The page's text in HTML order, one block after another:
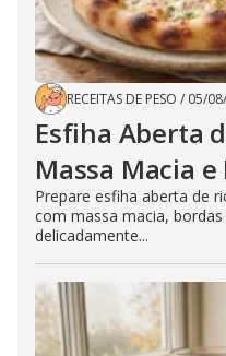
RECEITAS DE PESO / 05/
Esfiha Aberta
Massa Macia
Prepare esfiha aberta de
com massa macia,
delicadamente...